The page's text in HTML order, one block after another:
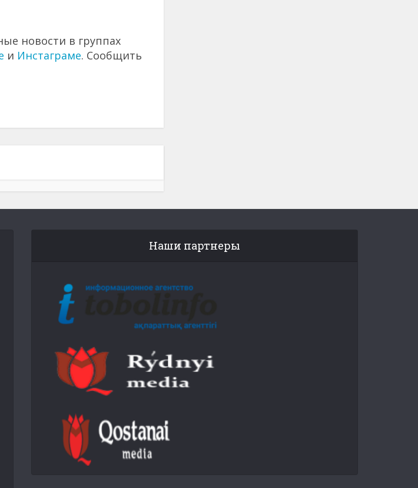
новости в группах
и Инстаграме. Сообщить
Наши партнеры